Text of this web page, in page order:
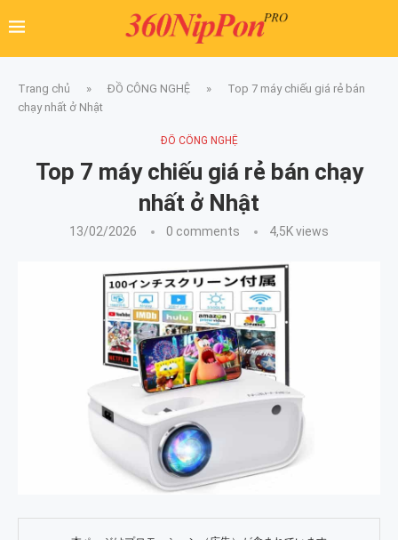
Trang chủ » ĐỒ CÔNG NGHỆ »
Top 7 máy chiếu giá rẻ bán
chạy nhất ở Nhật
ĐỒ CÔNG NGHỆ
Top 7 máy chiếu giá rẻ bán chạy
nhất ở Nhật
13/02/2026 0 comments 4,5Kviews